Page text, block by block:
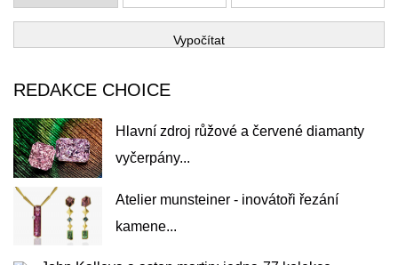
Vypočítat
REDAKCE CHOICE
Hlavní zdroj růžové a červené diamanty
vyčerpány...
Atelier munsteiner - inovátoři řezání
kamene...